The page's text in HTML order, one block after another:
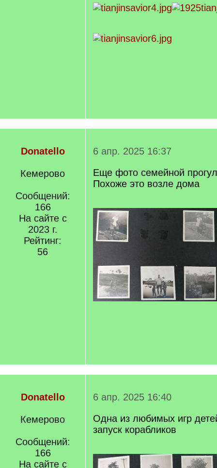
Donatello
Кемерово
Сообщений:
166
На сайте с
2023 г.
Рейтинг:
56
6 апр. 2025 16:37
Еще фото семейной
Похоже это возле дома
Donatello
Кемерово
Сообщений:
166
На сайте с
6 апр. 2025 16:40
Одна из любимых игр
запуск корабликов